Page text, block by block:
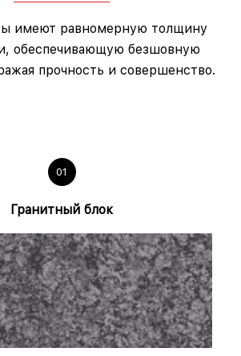
имеют равномерную толщину
обеспечивающую безшовную
прочность и совершенство.
01
Гранитный блок